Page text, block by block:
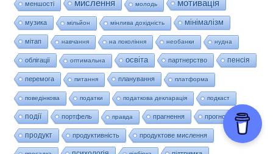
меншості мислення молодь мотивація
музика мільйон мінлива дохідність мінімалізм
мітап навчання на покоління необанки нудна
облігації оптимальна освіта партнерство пенсія
перемога питання планування платформа
поведінкова податки податкова декларація подкаст
події портфель правда прагнення прогнози
продукт продуктивність продуктове мислення